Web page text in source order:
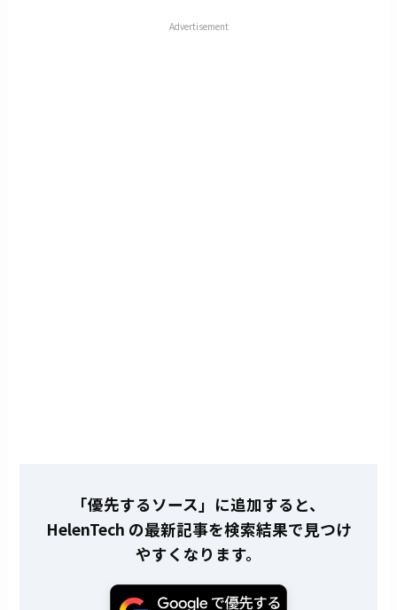
Advertisement
「優先するソース」に追加すると、
HelenTech の最新記事を検索結果で見つけ
やすくなります。